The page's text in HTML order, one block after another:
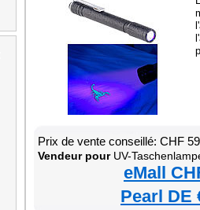
Prix de vente conseillé: CHF
Vendeur pourUV-
eMall
Pearl DE